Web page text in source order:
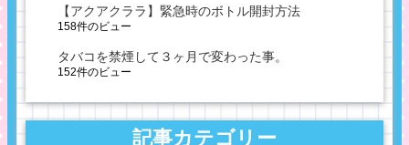
【アクアクララ】緊急時のボトル開封方法
158件のビュー
タバコを禁煙して３ヶ月で変わった事。
152件のビュー
記事カテゴリー